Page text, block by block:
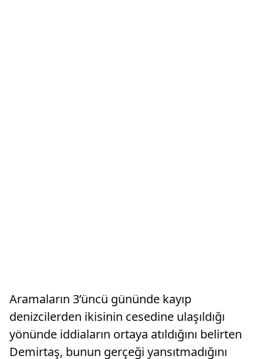
Aramaların 3’üncü gününde kayıp
denizcilerden ikisinin cesedine ulaşıldığı
yönünde iddiaların ortaya atıldığını belirten
Demirtaş, bunun gerçeği yansıtmadığını